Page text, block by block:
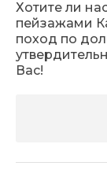
Хотите ли
пейзажами
поход по
Вас!